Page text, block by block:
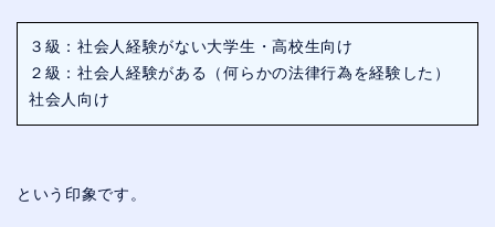
３級：社会人経験がない大学生・高校生向け
２級：社会人経験がある（何らかの法律行為を経験した）
社会人向け
という印象です。